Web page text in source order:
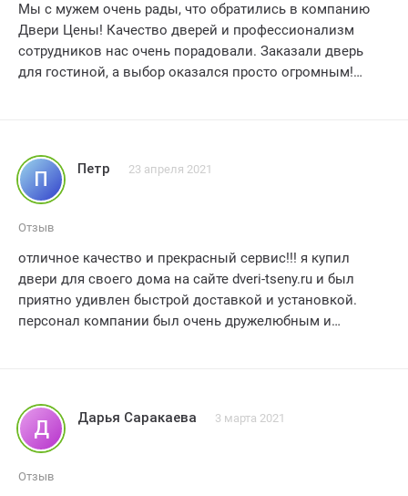
Мы с мужем очень рады, что обратились в компанию
Двери Цены! Качество дверей и профессионализм
сотрудников нас очень порадовали. Заказали дверь
для гостиной, а выбор оказался просто огромным!
и безопаснее. Спасибо большое, Двери Цены!
П Петр 23 апреля 2021
Отзыв
отличное качество и прекрасный сервис!!! я купил
двери для своего дома на сайте dveri-tseny.ru и был
приятно удивлен быстрой доставкой и установкой.
персонал компании был очень дружелюбным и
рекомендую эту компанию!!!
Д Дарья Саракаева 3 марта 2021
Отзыв